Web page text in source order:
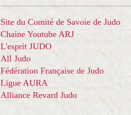
Site du Comité de Savoie de Judo
Chaine Youtube ARJ
L'esprit JUDO
All Judo
Fédération Française de Judo
Ligue AURA
Alliance Revard Judo